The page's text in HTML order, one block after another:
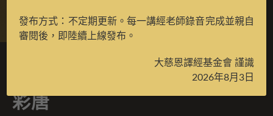
寶生百法之持針線光明天女
彩唐
發布方式：不定期更新。每一講經老師錄音完成並親自
審閱後，即陸續上線發布。
大慈恩譯經基金會 謹識
2026年8月3日